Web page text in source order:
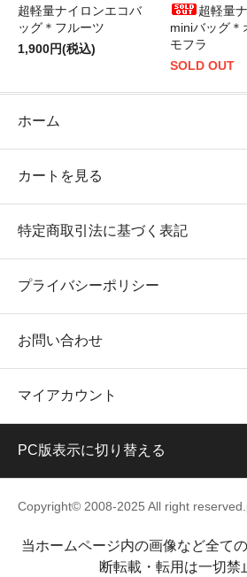
超軽量ナイロンエコバ
ッグ＊フルーツ
1,900円(税込)
超軽量
miniバッグ＊
モフラ
SOLD OUT
ホーム
カートを見る
特定商取引法に基づく表記
プライバシーポリシー
お問い合わせ
マイアカウント
PC版表示に切り替える
Copyright© 2008-2025 All right
当ホームページ内の画像など全て
断転載・転用は一切禁